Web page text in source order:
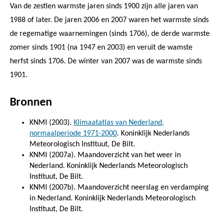
Van de zestien warmste jaren sinds 1900 zijn alle jaren van
1988 of later. De jaren 2006 en 2007 waren het warmste sinds
de regematige waarnemingen (sinds 1706), de derde warmste
zomer sinds 1901 (na 1947 en 2003) en veruit de wamste
herfst sinds 1706. De winter van 2007 was de warmste sinds
1901.
Bronnen
KNMI (2003). Klimaatatlas van Nederland,
normaalperiode 1971-2000. Koninklijk Nederlands
Meteorologisch Instituut, De Bilt.
KNMI (2007a). Maandoverzicht van het weer in
Nederland. Koninklijk Nederlands Meteorologisch
Instituut, De Bilt.
KNMI (2007b). Maandoverzicht neerslag en verdamping
in Nederland. Koninklijk Nederlands Meteorologisch
Instituut, De Bilt.